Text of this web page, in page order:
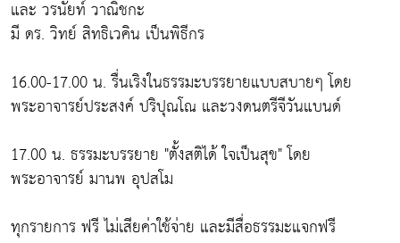
และ วรนัยท์ วาณิชกะ
มี ดร. วิทย์ สิทธิเวคิน เป็นพิธีกร
16.00-17.00 น. รื่นเริงในธรรมะบรรยายแบบสบายๆ โดย
พระอาจารย์ประสงค์ ปริปุณโณ และวงดนตรีจีวันแบนด์
17.00 น. ธรรมะบรรยาย "ตั้งสติได้ ใจเป็นสุข" โดย
พระอาจารย์ มานพ อุปสโม
ทุกรายการ ฟรี ไม่เสียค่าใช้จ่าย และมีสื่อธรรมะแจกฟรี